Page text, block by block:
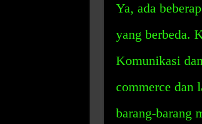
Ya, ada
yang berbeda.
Komunikasi
commerce dan
barang-barang